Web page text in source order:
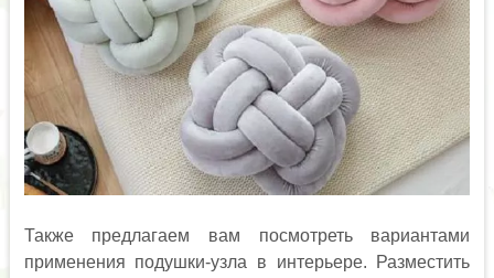
Также предлагаем вам посмотреть вариантами
применения подушки-узла в интерьере. Разместить